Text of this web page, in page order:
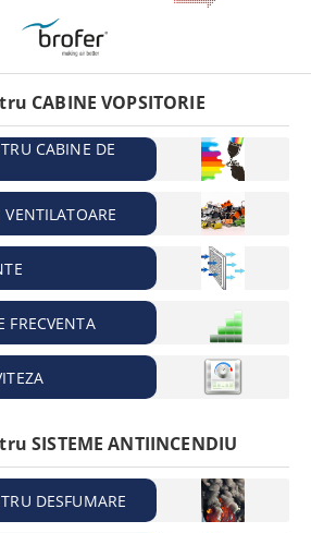
CABINE VOPSITORIE
CABINE DE
FRECVENTA
SISTEME ANTIINCENDIU
DESFUMARE